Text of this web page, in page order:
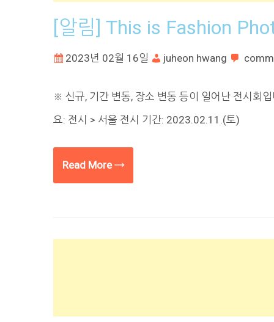
[알림] This is Fashion
2023년 02월 16일 juheon hwang
※ 신규, 기간 변동, 장소 변동 등이 일어난 전시
요: 전시 > 서울 전시 기간: 2023.02.11.(토)
Read More →